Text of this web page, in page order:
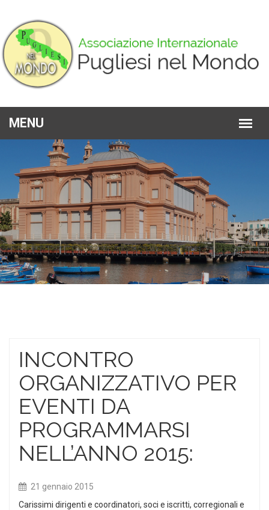
INCONTRO
ORGANIZZATIVO PER
EVENTI DA
PROGRAMMARSI
NELL’ANNO 2015:
21 gennaio 2015
Carissimi dirigenti e coordinatori, soci e iscritti, corregionali e